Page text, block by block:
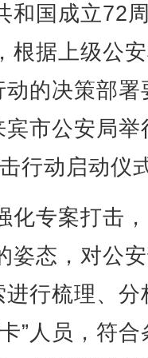
和国成立72
根据上级公
动的决策部署
市公安局举
行动启动仪
专案打击
姿态，对公
进行梳理、分
”人员，符合